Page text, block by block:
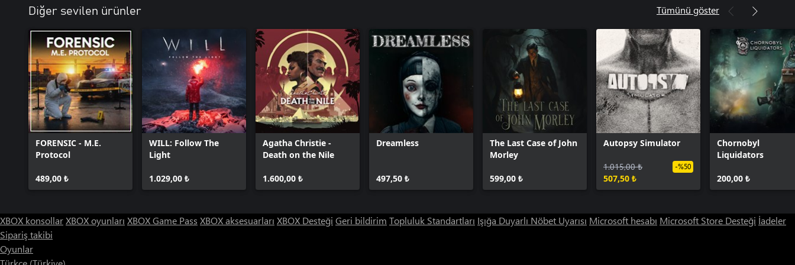
Diğer sevilen ürünler Tümünü göster
FORENSIC - M.E.
Protocol
489,00 ₺
WILL: Follow The
Light
1.029,00 ₺
Agatha Christie -
Death on the Nile
1.600,00 ₺
Dreamless
497,50 ₺
The Last Case of John
Morley
599,00 ₺
Autopsy Simulator
1.015,00 ₺
507,50 ₺
-%50
Chornobyl
Liquidators
200,00 ₺
XBOX konsollarXBOX oyunları XBOX Game Pass XBOX aksesuarları XBOX Desteği Geri bildirim Topluluk Standartları Işığa Duyarlı Nöbet Uyarısı Microsoft hesabı Microsoft Store Desteği İadeler
Sipariş takibi
Oyunlar